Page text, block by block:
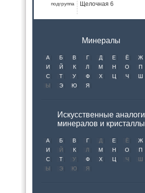
подгруппа Щелочная 6
Минералы
А Б В Г Д Е Ё Ж
И
Й К Л М Н О П
С
Т У Ф Х Ц Ч Ш
Ы
Э Ю Я
Искусственные аналоги
минералов и кристаллы
А Б В Г Д Е Ё Ж
И
Й К Л М Н О П
С
Т У Ф Х Ц Ч Ш
Ы
Э Ю Я